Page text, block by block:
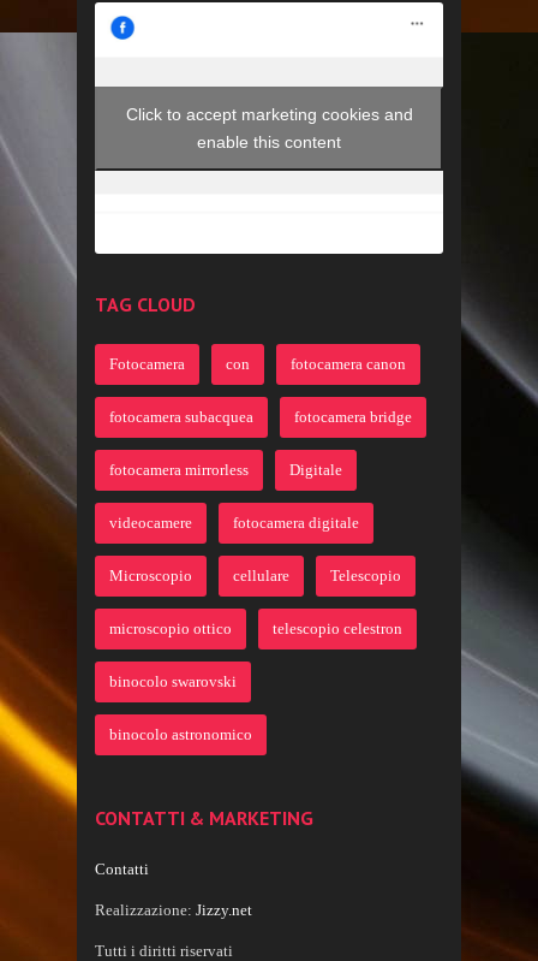
Click to accept marketing cookies and
enable this content
TAG CLOUD
Fotocamera con fotocamera canon
fotocamera subacquea fotocamera bridge
fotocamera mirrorless Digitale
videocamere fotocamera digitale
Microscopio cellulare Telescopio
microscopio ottico telescopio celestron
binocolo swarovski
binocolo astronomico
CONTATTI & MARKETING
Contatti
Realizzazione: Jizzy.net
Tutti i diritti riservati